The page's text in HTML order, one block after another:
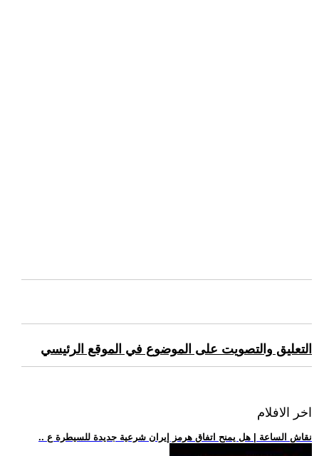
التعليق والتصويت على الموضوع في الموقع الرئيسي
اخر الافلام
.. نقاش الساعة | هل يمنح اتفاق هرمز إيران شرعية جديدة للسيطرة ع